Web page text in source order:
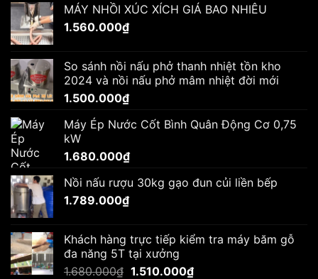
MÁY NHỒI XÚC XÍCH GIÁ BAO NHIÊU
1.560.000₫
So sánh nồi nấu phở thanh nhiệt tồn kho
2024 và nồi nấu phở mâm nhiệt đời mới
1.500.000₫
Máy Ép Nước Cốt Bình Quân Động Cơ 0,75
kW
1.680.000₫
Nồi nấu rượu 30kg gạo đun củi liền bếp
1.789.000₫
Khách hàng trực tiếp kiểm tra máy băm gỗ
đa năng 5T tại xưởng
1.680.000₫ Giá
1.510.000₫Giá